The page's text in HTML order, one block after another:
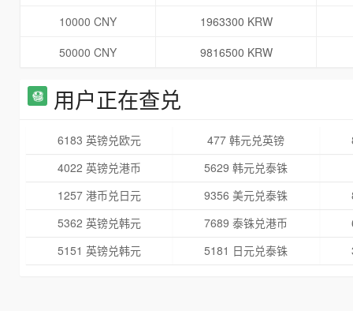
10000 CNY
1963300 KRW
50000 CNY
9816500 KRW
用户正在查兑
6183 英镑兑欧元 477 韩元兑英镑
4022 英镑兑港币
5629 韩元兑泰铢
1257 港币兑日元
9356 美元兑泰铢
5362 英镑兑韩元
7689 泰铢兑港币
5151 英镑兑韩元
5181 日元兑泰铢